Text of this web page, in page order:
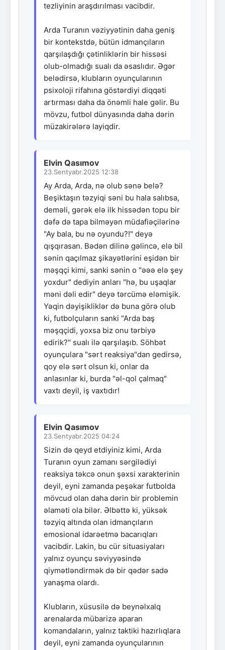
tezliyinin araşdırılması vacibdir.
Arda Turanın vəziyyətinin daha geniş
bir kontekstdə, bütün idmançıların
qarşılaşdığı çətinliklərin bir hissəsi
olub-olmadığı sualı da əsaslıdır. Əgər
belədirsə, klubların oyunçularının
psixoloji rifahına göstərdiyi diqqəti
artırması daha da önəmli hale gəlir. Bu
mövzu, futbol dünyasında daha dərin
müzakirələrə layiqdir.
Elvin Qasımov
23.Sentyabr.2025 12:38
Ay Arda, Arda, nə olub sənə belə?
Beşiktaşın təzyiqi səni bu hala salıbsa,
deməli, gərək elə ilk hissədən topu bir
dəfə də tapa bilməyən müdafiəçilərinə
"Ay bala, bu nə oyundu?!" deyə
qışqırasan. Bədən dilinə gəlincə, elə bil
sənin qaçılmaz şikayətlərini eşidən bir
məşqçi kimi, sanki sənin o "əəə elə şey
yoxdur" dediyin anları "hə, bu uşaqlar
məni dəli edir" deyə tərcümə eləmişik.
Yəqin dəyişikliklər də buna görə olub
ki, futbolçuların sanki "Arda baş
məşqçidi, yoxsa biz onu tərbiyə
edirik?" sualı ilə qarşılaşıb. Söhbət
oyunçulara "sərt reaksiya"dan gedirsə,
qoy elə sərt olsun ki, onlar da
anlasınlar ki, burda "əl-qol çalmaq"
vaxtı deyil, iş vaxtıdır!
Elvin Qasımov
23.Sentyabr.2025 04:24
Sizin də qeyd etdiyiniz kimi, Arda
Turanın oyun zamanı sərgilədiyi
reaksiya təkcə onun şəxsi xarakterinin
deyil, eyni zamanda peşəkar futbolda
mövcud olan daha dərin bir problemin
əlaməti ola bilər. Əlbəttə ki, yüksək
təzyiq altında olan idmançıların
emosional idarəetmə bacarıqları
vacibdir. Lakin, bu cür situasiyaları
yalnız oyunçu səviyyəsində
qiymətləndirmək də bir qədər sadə
yanaşma olardı.
Klubların, xüsusilə də beynəlxalq
arenalarda mübarizə aparan
komandaların, yalnız taktiki hazırlıqlara
deyil, eyni zamanda oyunçularının